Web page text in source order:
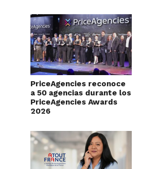
PriceAgencies reconoce
a 50 agencias durante los
PriceAgencies Awards
2026